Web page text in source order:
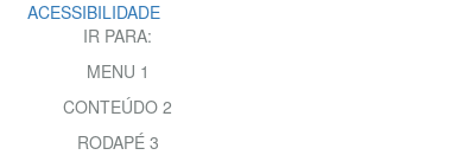
ACESSIBILIDADE
IR PARA:
MENU 1
CONTEÚDO 2
RODAPÉ 3